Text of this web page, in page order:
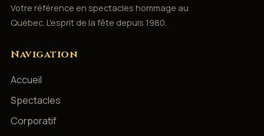
Votre référence en spectacles hommage au
Québec. L'esprit de la fête depuis 1980.
Navigation
Accueil
Spectacles
Corporatif